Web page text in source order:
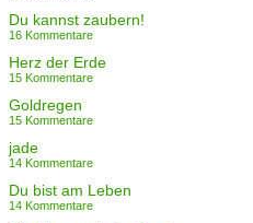
Du kannst zaubern!
16 Kommentare
Herz der Erde
15 Kommentare
Goldregen
15 Kommentare
jade
14 Kommentare
Du bist am Leben
14 Kommentare